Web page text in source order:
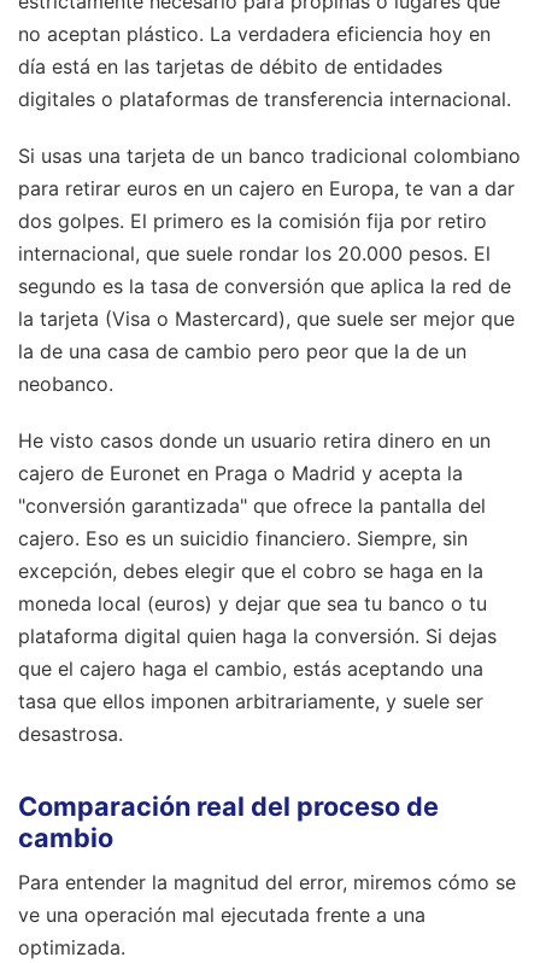
no aceptan plástico. La verdadera eficiencia hoy en
día está en las tarjetas de débito de entidades
digitales o plataformas de transferencia internacional.
Si usas una tarjeta de un banco tradicional colombiano
para retirar euros en un cajero en Europa, te van a dar
dos golpes. El primero es la comisión fija por retiro
internacional, que suele rondar los 20.000 pesos. El
segundo es la tasa de conversión que aplica la red de
la tarjeta (Visa o Mastercard), que suele ser mejor que
la de una casa de cambio pero peor que la de un
neobanco.
He visto casos donde un usuario retira dinero en un
cajero de Euronet en Praga o Madrid y acepta la
"conversión garantizada" que ofrece la pantalla del
cajero. Eso es un suicidio financiero. Siempre, sin
excepción, debes elegir que el cobro se haga en la
moneda local (euros) y dejar que sea tu banco o tu
plataforma digital quien haga la conversión. Si dejas
que el cajero haga el cambio, estás aceptando una
tasa que ellos imponen arbitrariamente, y suele ser
desastrosa.
Comparación real del proceso de
cambio
Para entender la magnitud del error, miremos cómo se
ve una operación mal ejecutada frente a una
optimizada.